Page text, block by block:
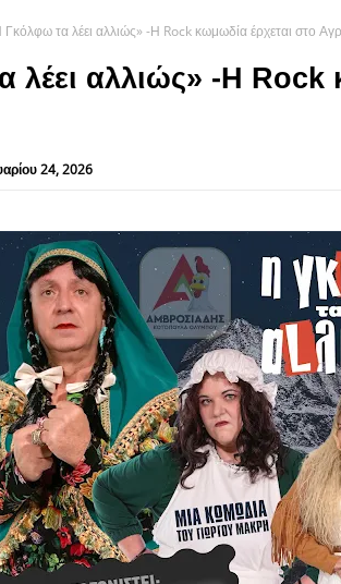
τα λέει αλλιώς» -Η Rock κωμωδία έρχεται στο
λέει αλλιώς» -Η Rock
24, 2026